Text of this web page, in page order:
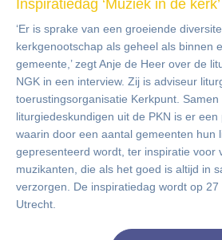
Inspiratiedag ‘Muziek in de kerk’
‘Er is sprake van een groeiende
kerkgenootschap als geheel als binnen
gemeente,’ zegt Anje de Heer over de
NGK in een interview. Zij is adviseur
toerustingsorganisatie Kerkpunt. Samen
liturgiedeskundigen uit de PKN is er
waarin door een aantal gemeenten hun
gepresenteerd wordt, ter inspiratie voor
muzikanten, die als het goed is altijd in
verzorgen. De inspiratiedag wordt op
Utrecht.